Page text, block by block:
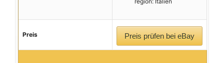
Preis Preis prüfen bei eBay